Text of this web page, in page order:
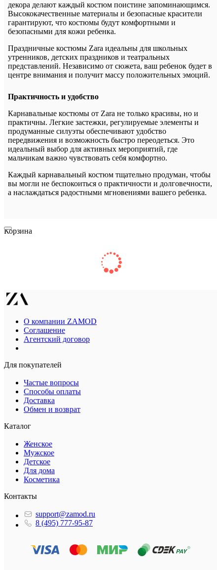
декора делают каждый костюм поистине запоминающимся.
Высококачественные материалы и безопасные красители
гарантируют, что костюмы будут комфортными и
безопасными для кожи ребенка.
Праздничные костюмы Zara идеальны для школьных
утренников, детских праздников и театральных
представлений. Независимо от сюжета, ваш ребенок будет в
центре внимания и получит массу положительных эмоций.
Практичность и удобство
Карнавальные костюмы от Zara не только красивы, но и
практичны. Легкие застежки, регулируемые элементы и
продуманные силуэты обеспечивают удобство
передвижения и возможность быстро переодеться. Это
идеальный выбор для активных мероприятий, где
мальчикам важно чувствовать себя комфортно.
Каждый карнавальный костюм тщательно продуман, чтобы
вы могли не беспокоиться о практичности и долговечности,
а наслаждаться радостными мгновениями вашего ребенка.
Корзина
О компании ZAMOD
Соглашение
Агентский договор
Для покупателей
Частые вопросы
Способы оплаты
Доставка
Обмен и возврат
Каталог
Женское
Мужское
Детское
Для дома
Косметика
Контакты
support@zamod.ru
8 (495) 777-95-87